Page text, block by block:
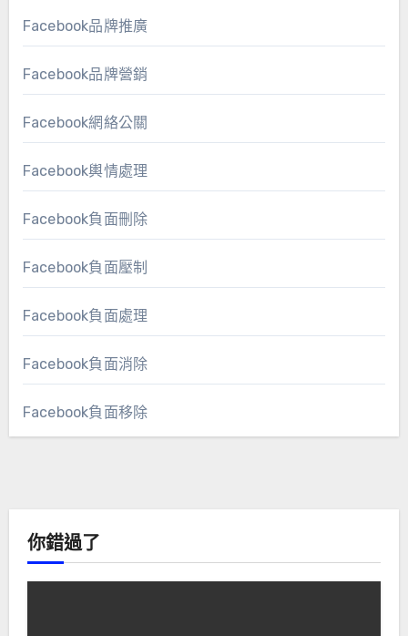
Facebook品牌推廣
Facebook品牌營銷
Facebook網絡公關
Facebook輿情處理
Facebook負面刪除
Facebook負面壓制
Facebook負面處理
Facebook負面消除
Facebook負面移除
你錯過了